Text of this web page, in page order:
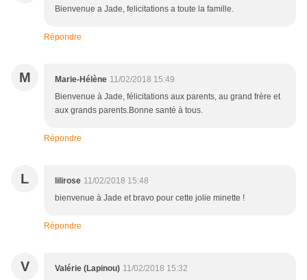
Bienvenue a Jade, felicitations a toute la famille.
Répondre
M Marie-Hélène 11/02/2018 15:49
Bienvenue à Jade, félicitations aux parents, au grand frère et
aux grands parents.Bonne santé à tous.
Répondre
L lilirose 11/02/2018 15:48
bienvenue à Jade et bravo pour cette jolie minette !
Répondre
V Valérie (Lapinou) 11/02/2018 15:32